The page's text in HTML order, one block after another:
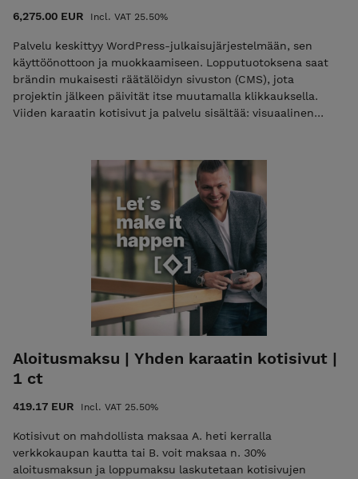
6,275.00 EUR Incl. VAT 25.50%
Palvelu keskittyy WordPress-julkaisujärjestelmään, sen
käyttöönottoon ja muokkaamiseen. Lopputuotoksena saat
brändin mukaisesti räätälöidyn sivuston (CMS), jota
projektin jälkeen päivität itse muutamalla klikkauksella.
Viiden karaatin kotisivut ja palvelu sisältää: visuaalinen
hakukoneoptimointi, SEO- suunnittelu ja analyysi (ei tarkoita
julkaisun jälkeistä SEO:a) blogi/ajankohtaista/uutiset-sivu
analytiikkatyökalut (Google) brändin mukaisesti räätälöity
sivusto yhteydenottolomake käytön ja ylläpidon ohjeistus,
tarvittaessa koulutus
Aloitusmaksu | Yhden karaatin kotisivut |
1 ct
419.17 EUR Incl. VAT 25.50%
Kotisivut on mahdollista maksaa A. heti kerralla
verkkokaupan kautta tai B. voit maksaa n. 30%
aloitusmaksun ja loppumaksu laskutetaan kotisivujen